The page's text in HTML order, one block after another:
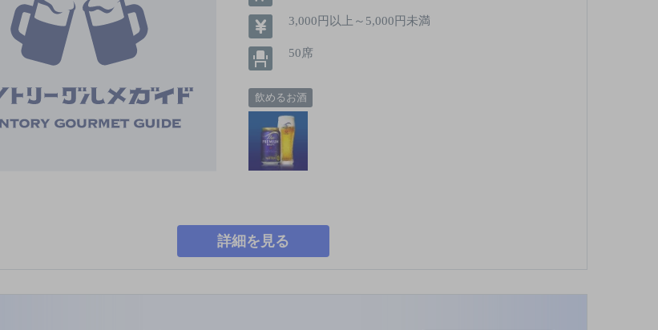
3,000円以上～5,000円未満
50席
飲めるお酒
詳細を見る